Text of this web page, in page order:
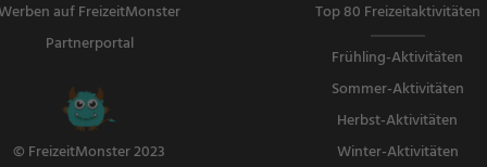
auf FreizeitMonster
Partnerportal
© FreizeitMonster 2023
Top 80 Freizeitaktivitäten
Frühling-Aktivitäten
Sommer-Aktivitäten
Herbst-Aktivitäten
Winter-Aktivitäten